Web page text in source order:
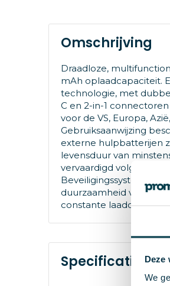
Deze
We
Omschrijving
Draadloze,
mAh oplaadcapaciteit.
technologie, met
C en 2-in-1
voor de VS, Europa,
Gebruiksaanwijzing
externe hulpbatterijen
levensduur van
vervaardigd volgens de
Beveiligingssysteem
duurzaamheid van de
constante
Specificaties